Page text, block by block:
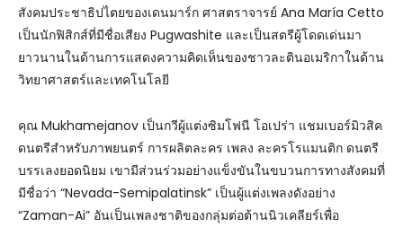
สังคมประชาธิปไตยของเดนมาร์ก ศาสตราจารย์ Ana María Cetto
เป็นนักฟิสิกส์ที่มีชื่อเสียง Pugwashite และเป็นสตรีผู้โดดเด่นมา
ยาวนานในด้านการแสดงความคิดเห็นของชาวละตินอเมริกาในด้าน
วิทยาศาสตร์และเทคโนโลยี
คุณ Mukhamejanov เป็นกวีผู้แต่งซิมโฟนี โอเปร่า แชมเบอร์มิวสิค
ดนตรีสำหรับภาพยนตร์ การผลิตละคร เพลง ละครโรแมนติก ดนตรี
บรรเลงยอดนิยม เขามีส่วนร่วมอย่างแข็งขันในขบวนการทางสังคมที่
มีชื่อว่า “Nevada-Semipalatinsk” เป็นผู้แต่งเพลงดังอย่าง
“Zaman-Ai” อันเป็นเพลงชาติของกลุ่มต่อต้านนิวเคลียร์เพื่อ